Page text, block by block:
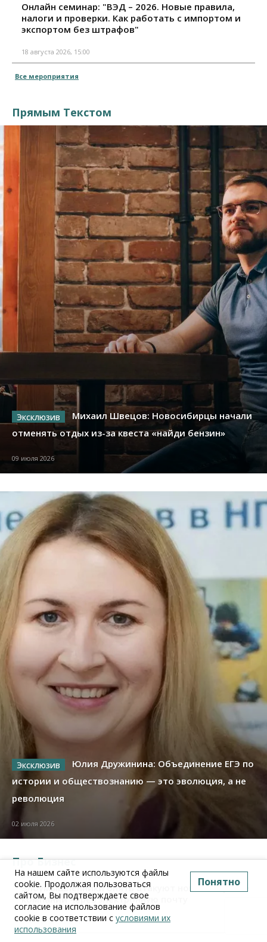
Онлайн семинар: "ВЭД – 2026. Новые правила,
налоги и проверки. Как работать с импортом и
экспортом без штрафов"
18 августа 2026, 15:00
Все мероприятия
Прямым Текстом
Михаил Швецов: Новосибирцы начали
отменять отдых из-за квеста «найди бензин»
09 июля 2026
Юлия Дружинина: Объединение ЕГЭ по
истории и обществознанию — это эволюция, а не
революция
02 июля 2026
Про Бизнес
Бизнес Право&Порядок ПроБизнес
Злоумышленники опять атакуют новосибирские
компании через электронную почту
06 августа 2026, 11:00
На нашем сайте используются файлы
cookie. Продолжая пользоваться
сайтом, Вы подтверждаете свое
согласие на использование файлов
cookie в соответствии с условиями их
использования
Понятно